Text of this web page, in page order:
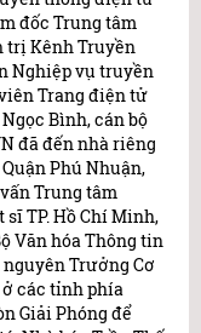
đốc Trung tâm
trị Kênh Truyền
Nghiệp vụ truyền
Trang điện tử
Bình, cán bộ
đã đến nhà riêng
Phú Nhuận,
Trung tâm
TP. Hồ Chí Minh,
Văn hóa Thông tin
Trưởng Cơ
các tỉnh phía
Giải Phóng để